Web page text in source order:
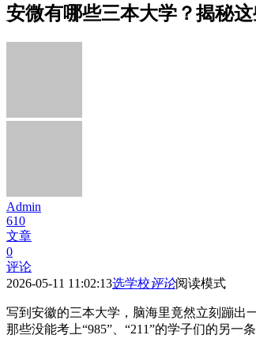
安微有哪些三本大学？揭秘
Admin
610
文章
0
评论
2026-05-11 11:02:13选学校评论阅读模式
写到安徽的三本大学，脑海里竟然立刻蹦出
那些没能考上“985”、“211”的学子们的另一